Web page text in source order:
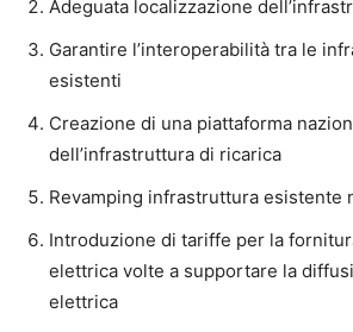
Adeguata localizzazione
Garantire l’interoperabilità tra le
esistenti
Creazione di una piattaforma
dell’infrastruttura di ricarica
Revamping infrastruttura esistente
Introduzione di tariffe per la
elettrica volte a supportare la
elettrica